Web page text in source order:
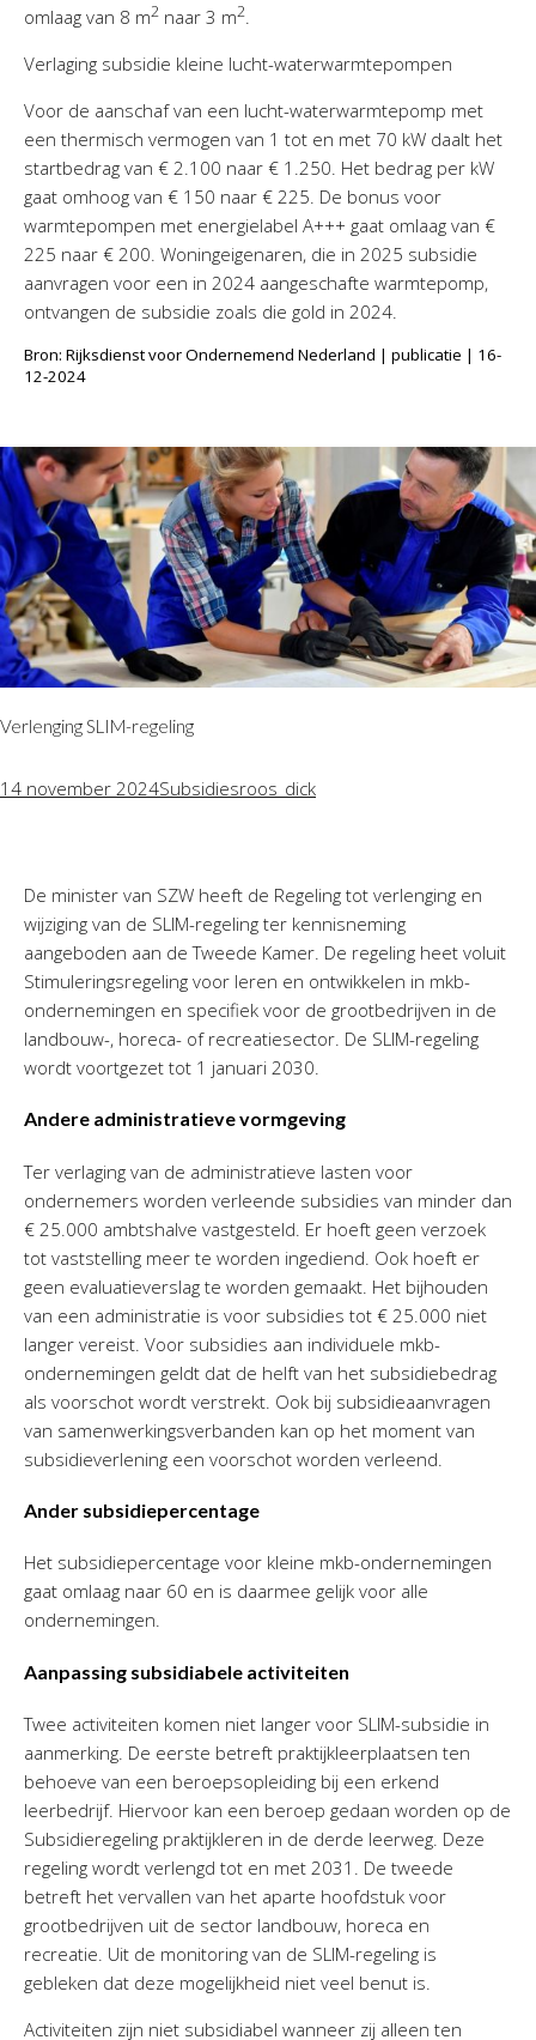
Klantenportaal – Online dossiers
omlaag van 8 m2 naar 3 m2.
Verlaging subsidie kleine lucht-waterwarmtepompen
Voor de aanschaf van een lucht-waterwarmtepomp met
een thermisch vermogen van 1 tot en met 70 kW daalt het
startbedrag van € 2.100 naar € 1.250. Het bedrag per kW
gaat omhoog van € 150 naar € 225. De bonus voor
warmtepompen met energielabel A+++ gaat omlaag van €
225 naar € 200. Woningeigenaren, die in 2025 subsidie
aanvragen voor een in 2024 aangeschafte warmtepomp,
ontvangen de subsidie zoals die gold in 2024.
Bron: Rijksdienst voor Ondernemend Nederland | publicatie | 16-
12-2024
Verlenging SLIM-regeling
14 november 2024Subsidiesroos_dick
De minister van SZW heeft de Regeling tot verlenging en
wijziging van de SLIM-regeling ter kennisneming
aangeboden aan de Tweede Kamer. De regeling heet voluit
Stimuleringsregeling voor leren en ontwikkelen in mkb-
ondernemingen en specifiek voor de grootbedrijven in de
landbouw-, horeca- of recreatiesector. De SLIM-regeling
wordt voortgezet tot 1 januari 2030.
Andere administratieve vormgeving
Ter verlaging van de administratieve lasten voor
ondernemers worden verleende subsidies van minder dan
€ 25.000 ambtshalve vastgesteld. Er hoeft geen verzoek
tot vaststelling meer te worden ingediend. Ook hoeft er
geen evaluatieverslag te worden gemaakt. Het bijhouden
van een administratie is voor subsidies tot € 25.000 niet
langer vereist. Voor subsidies aan individuele mkb-
ondernemingen geldt dat de helft van het subsidiebedrag
als voorschot wordt verstrekt. Ook bij subsidieaanvragen
van samenwerkingsverbanden kan op het moment van
subsidieverlening een voorschot worden verleend.
Ander subsidiepercentage
Het subsidiepercentage voor kleine mkb-ondernemingen
gaat omlaag naar 60 en is daarmee gelijk voor alle
ondernemingen.
Aanpassing subsidiabele activiteiten
Twee activiteiten komen niet langer voor SLIM-subsidie in
aanmerking. De eerste betreft praktijkleerplaatsen ten
behoeve van een beroepsopleiding bij een erkend
leerbedrijf. Hiervoor kan een beroep gedaan worden op de
Subsidieregeling praktijkleren in de derde leerweg. Deze
regeling wordt verlengd tot en met 2031. De tweede
betreft het vervallen van het aparte hoofdstuk voor
grootbedrijven uit de sector landbouw, horeca en
recreatie. Uit de monitoring van de SLIM-regeling is
gebleken dat deze mogelijkheid niet veel benut is.
Activiteiten zijn niet subsidiabel wanneer zij alleen ten